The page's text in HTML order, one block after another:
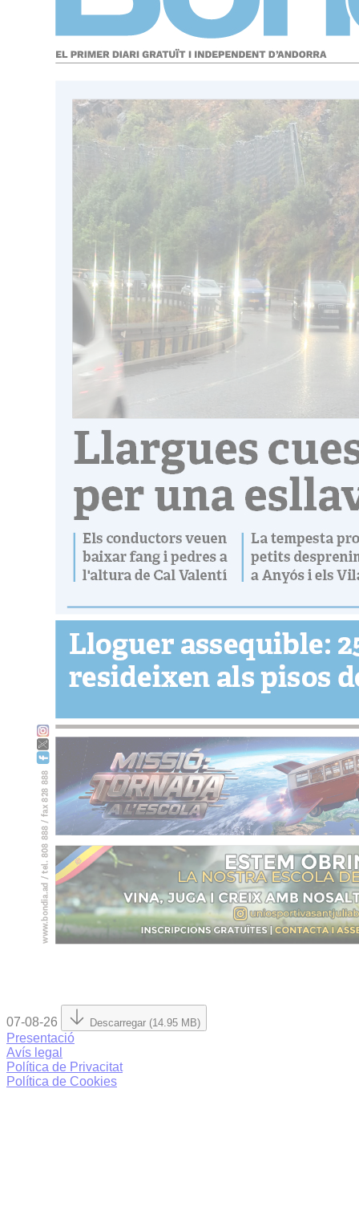
07-08-26 Descarregar (14.95 MB)
Presentació
Avís legal
Política de Privacitat
Política de Cookies